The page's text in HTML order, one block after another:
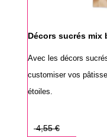
Décors sucrés mix
Avec les décors
customiser vos
étoiles.
Prix
4,55 €